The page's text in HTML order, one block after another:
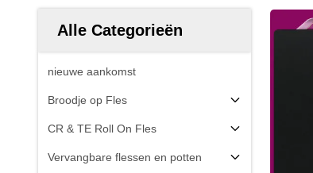
Alle Categorieën
nieuwe aankomst
Broodje op Fles
CR & TE Roll On Fles
Vervangbare flessen en potten